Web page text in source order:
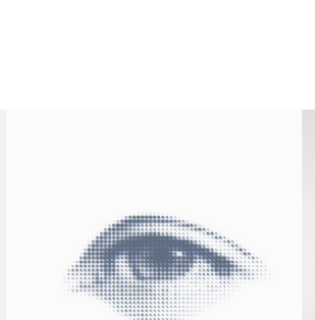
LIFE IN SALZBURG
Logo Design